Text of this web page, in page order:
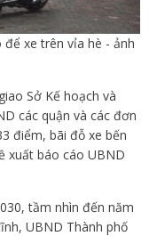
xe trên vỉa hè - ảnh
Sở Kế hoạch và
các quận và các đơn
điểm, bãi đỗ xe bến
xuất báo cáo UBND
tầm nhìn đến năm
UBND Thành phố